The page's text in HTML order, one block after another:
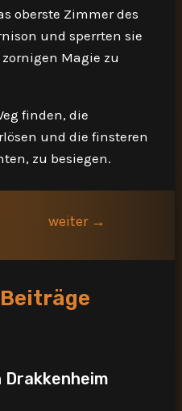
oberste Zimmer des
und sperrten sie
Magie zu
finden, die
und die finsteren
zu besiegen.
weiter →
Drakkenheim